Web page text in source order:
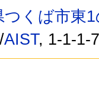
つくば市東
/AIST, 1-1-1-